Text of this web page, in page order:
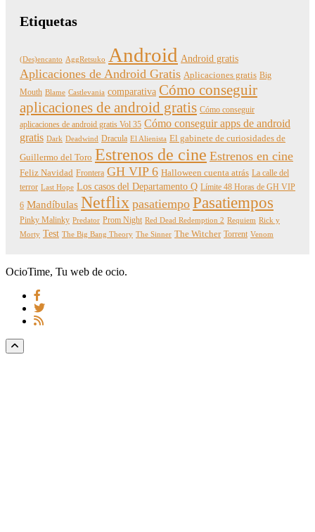
Etiquetas
(Des)encanto AggRetsuko Android Android gratis
Aplicaciones de Android Gratis Aplicaciones gratis Big
Mouth Blame Castlevania comparativa Cómo conseguir
aplicaciones de android gratis Cómo conseguir
aplicaciones de android gratis Vol 35 Cómo conseguir apps de android
gratis Dark Deadwind Dracula El Alienista El gabinete de curiosidades de
Guillermo del Toro Estrenos de cine Estrenos en cine
Feliz Navidad Frontera GH VIP 6 Halloween cuenta atrás La calle del
terror Last Hope Los casos del Departamento Q Límite 48 Horas de GH VIP
6 Mandíbulas Netflix pasatiempo Pasatiempos
Pinky Malinky Predator Prom Night Red Dead Redemption 2 Requiem Rick y
Morty Test The Big Bang Theory The Sinner The Witcher Torrent Venom
OcioTime, Tu web de ocio.